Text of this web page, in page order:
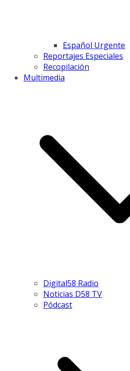
Español Urgente
Reportajes Especiales
Recopilación
Multimedia
Digital58 Radio
Noticias D58 TV
Pódcast